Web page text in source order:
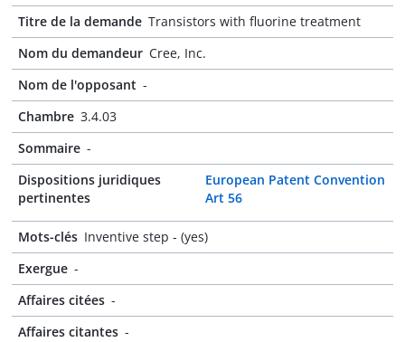
Titre de la demande Transistors with fluorine treatment
Nom du demandeur Cree, Inc.
Nom de l'opposant -
Chambre 3.4.03
Sommaire -
Dispositions juridiques
pertinentes
European Patent Convention
Art 56
Mots-clés Inventive step - (yes)
Exergue -
Affaires citées -
Affaires citantes -